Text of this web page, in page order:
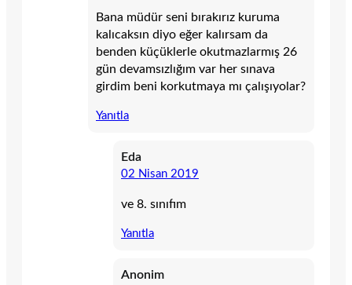
Bana müdür seni bırakırız kuruma
kalıcaksın diyo eğer kalırsam da
benden küçüklerle okutmazlarmış 26
gün devamsızlığım var her sınava
girdim beni korkutmaya mı çalışıyolar?
Yanıtla
Eda
02 Nisan 2019
ve 8. sınıfım
Yanıtla
Anonim